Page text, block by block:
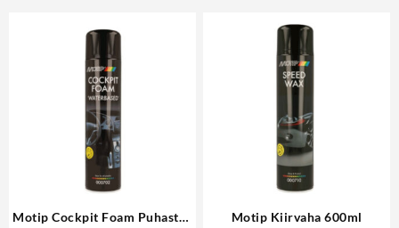
Motip Cockpit Foam Puhastav
Motip Kiirvaha 600ml